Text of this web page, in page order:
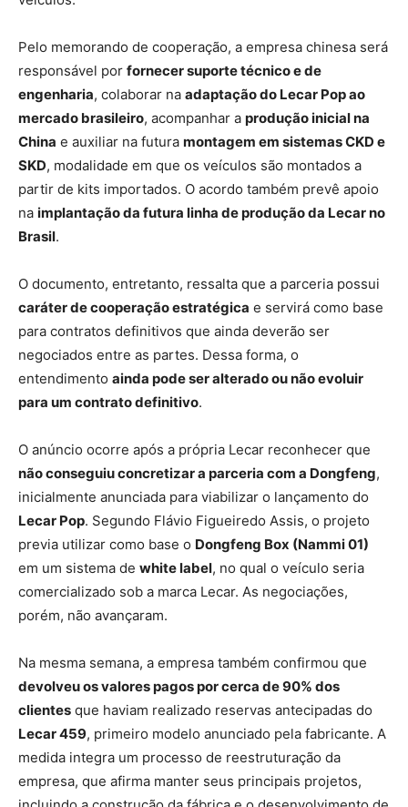
Pelo memorando de cooperação, a empresa chinesa será
responsável por fornecer suporte técnico e de
engenharia, colaborar na adaptação do Lecar Pop ao
mercado brasileiro, acompanhar a produção inicial na
China e auxiliar na futura montagem em sistemas CKD e
SKD, modalidade em que os veículos são montados a
partir de kits importados. O acordo também prevê apoio
na implantação da futura linha de produção da Lecar no
Brasil.
O documento, entretanto, ressalta que a parceria possui
caráter de cooperação estratégica e servirá como base
para contratos definitivos que ainda deverão ser
negociados entre as partes. Dessa forma, o
entendimento ainda pode ser alterado ou não evoluir
para um contrato definitivo.
O anúncio ocorre após a própria Lecar reconhecer que
não conseguiu concretizar a parceria com a Dongfeng,
inicialmente anunciada para viabilizar o lançamento do
Lecar Pop. Segundo Flávio Figueiredo Assis, o projeto
previa utilizar como base o Dongfeng Box (Nammi 01)
em um sistema de white label, no qual o veículo seria
comercializado sob a marca Lecar. As negociações,
porém, não avançaram.
Na mesma semana, a empresa também confirmou que
devolveu os valores pagos por cerca de 90% dos
clientes que haviam realizado reservas antecipadas do
Lecar 459, primeiro modelo anunciado pela fabricante. A
medida integra um processo de reestruturação da
empresa, que afirma manter seus principais projetos,